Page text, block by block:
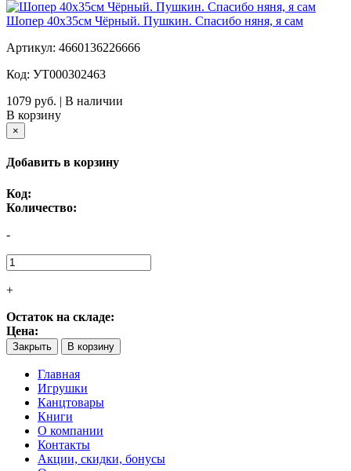
Шопер 40х35см Чёрный. Пушкин. Спасибо няня, я сам
Артикул: 4660136226666
Код: УТ000302463
1079 руб. | В наличии
В корзину
×
Добавить в корзину
Код:
Количество:
-
+
Остаток на складе:
Цена:
Закрыть В корзину
Главная
Игрушки
Канцтовары
Книги
О компании
Контакты
Акции, скидки, бонусы